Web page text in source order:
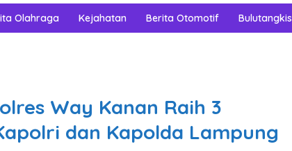
Olahraga Kejahatan Berita Otomotif Bulutangkis
Way Kanan Raih 3
dan Kapolda Lampung